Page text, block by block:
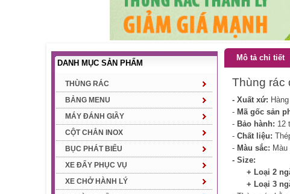
DANH MỤC SẢN PHẨM
THÙNG RÁC
BẢNG MENU
MÁY ĐÁNH GIẦY
CỘT CHẮN INOX
BỤC PHÁT BIỂU
XE ĐẨY PHỤC VỤ
XE CHỞ HÀNH LÝ
Mô tả chi tiết
Thùng rác
- Xuất xứ:
- Mã gốc sản
- Bảo hành: 12
- Chất liệu:
- Màu sắc: Màu
- Size:
+ Loại 2
+ Loại 3